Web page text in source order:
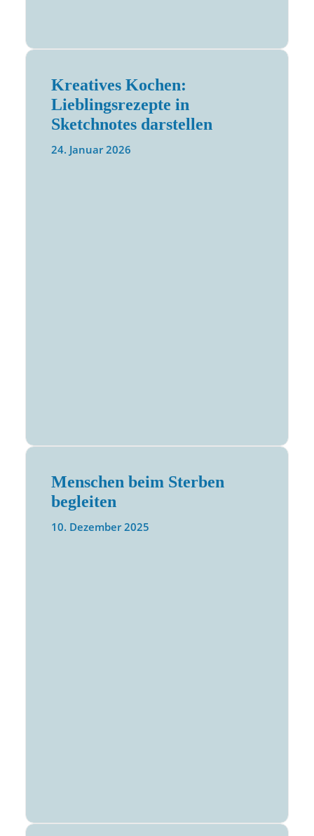
Kreatives Kochen:
Lieblingsrezepte in
Sketchnotes darstellen
24. Januar 2026
Menschen beim Sterben
begleiten
10. Dezember 2025